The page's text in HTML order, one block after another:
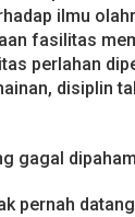
ilmu
fasilitas
perlahan
disiplin
gagal
pernah